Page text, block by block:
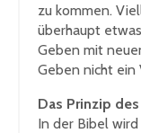
zu kommen.
überhaupt
Geben mit
Geben nicht ein
Das Prinzip
In der Bibel